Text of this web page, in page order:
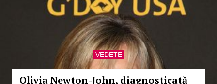
VEDETE
Olivia Newton-John, diagnosticată